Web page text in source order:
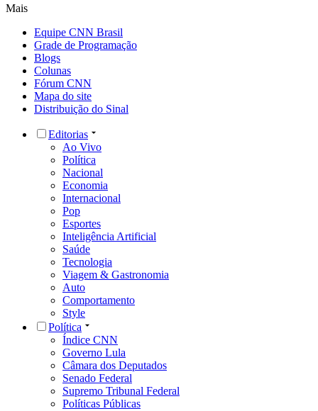
Mais
Equipe CNN Brasil
Grade de Programação
Blogs
Colunas
Fórum CNN
Mapa do site
Distribuição do Sinal
Editorias
Ao Vivo
Política
Nacional
Economia
Internacional
Pop
Esportes
Inteligência Artificial
Saúde
Tecnologia
Viagem & Gastronomia
Auto
Comportamento
Style
Política
Índice CNN
Governo Lula
Câmara dos Deputados
Senado Federal
Supremo Tribunal Federal
Políticas Públicas